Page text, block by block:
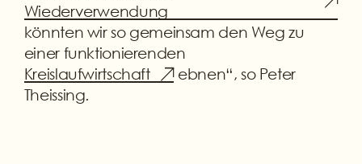
Wiederverwendung
könnten wir so gemeinsam den Weg zu
einer funktionierenden
Kreislaufwirtschaft
ebnen“, so Peter
Theissing.